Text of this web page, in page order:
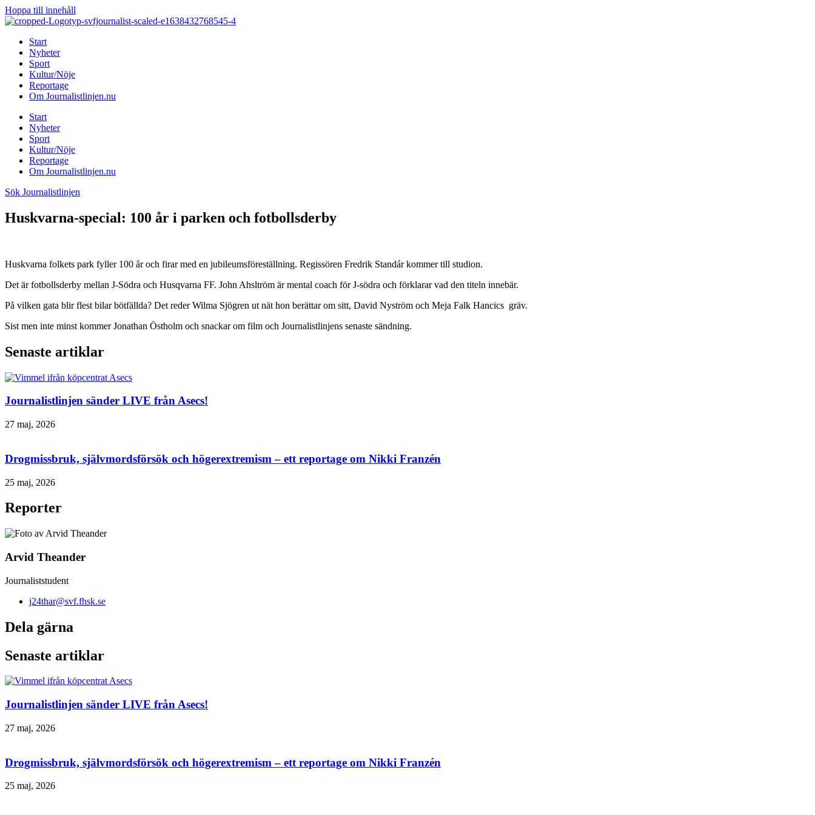
Hoppa till innehåll
Start
Nyheter
Sport
Kultur/Nöje
Reportage
Om Journalistlinjen.nu
Start
Nyheter
Sport
Kultur/Nöje
Reportage
Om Journalistlinjen.nu
Sök Journalistlinjen
Huskvarna-special: 100 år i parken och fotbollsderby
Huskvarna folkets park fyller 100 år och firar med en jubileumsföreställning. Regissören Fredrik Standár kommer till studion.
Det är fotbollsderby mellan J-Södra och Husqvarna FF. John Ahsltröm är mental coach för J-södra och förklarar vad den titeln innebär.
På vilken gata blir flest bilar bötfällda? Det reder Wilma Sjögren ut nät hon berättar om sitt, David Nyström och Meja Falk Hancics gräv.
Sist men inte minst kommer Jonathan Östholm och snackar om film och Journalistlinjens senaste sändning.
Senaste artiklar
Journalistlinjen sänder LIVE från Asecs!
27 maj, 2026
Drogmissbruk, självmordsförsök och högerextremism – ett reportage om Nikki Franzén
25 maj, 2026
Reporter
Arvid Theander
Journaliststudent
j24thar@svf.fhsk.se
Dela gärna
Senaste artiklar
Journalistlinjen sänder LIVE från Asecs!
27 maj, 2026
Drogmissbruk, självmordsförsök och högerextremism – ett reportage om Nikki Franzén
25 maj, 2026